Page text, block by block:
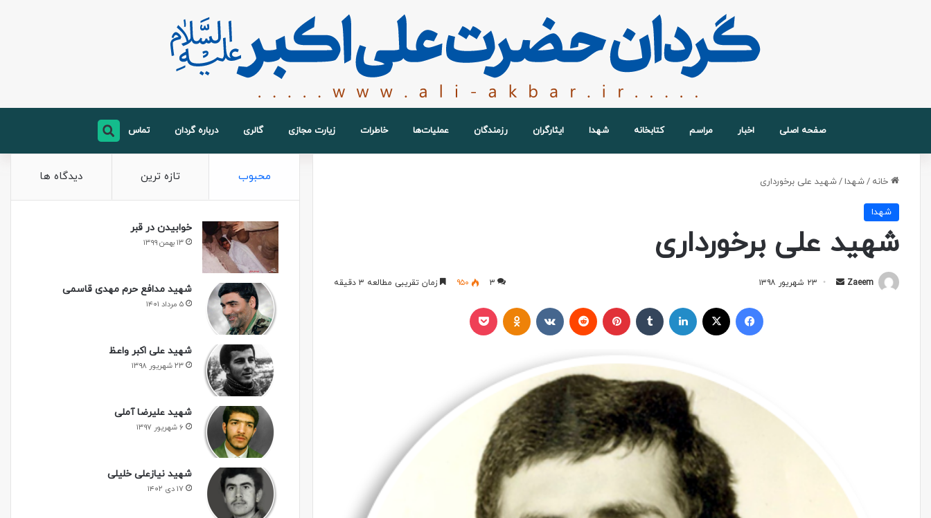
صفحه اصلی اخبار مراسم کتابخانه شهدا ایثارگران رزمندگان عملیات‌ها خاطرات زیارت مجازی گالری درباره گردان تماس
خانه /شهدا /شهید علی برخورداری
شهدا
شهید علی برخورداری
Zaeem ۲۳ شهریور ۱۳۹۸ ۳ ۹۵۰ زمان تقریبی مطالعه ۳ دقیقه
محبوب تازه ترین دیدگاه ها
خوابیدن در قبر
۱۳ بهمن ۱۳۹۹
شهید مدافع حرم مهدی قاسمی
۵ مرداد ۱۴۰۱
شهید علی اکبر واعظ
۲۳ شهریور ۱۳۹۸
شهید علیرضا آملی
۶ شهریور ۱۳۹۷
شهید نیازعلی خلیلی
۱۷ دی ۱۴۰۲